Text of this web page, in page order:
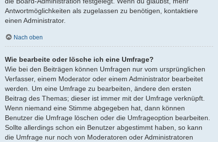
Antwortmöglichkeiten als zugelassen zu benötigen, kontaktiere
einen Administrator.
Nach oben
Wie bearbeite oder lösche ich eine Umfrage?
Wie bei den Beiträgen können Umfragen nur vom ursprünglichen
Verfasser, einem Moderator oder einem Administrator bearbeitet
werden. Um eine Umfrage zu bearbeiten, ändere den ersten
Beitrag des Themas; dieser ist immer mit der Umfrage verknüpft.
Wenn niemand eine Stimme abgegeben hat, dann können
Benutzer die Umfrage löschen oder die Umfrageoption bearbeiten.
Sollte allerdings schon ein Benutzer abgestimmt haben, so kann
die Umfrage nur noch von Moderatoren oder Administratoren